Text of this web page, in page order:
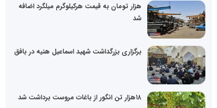
هزار تومان به قیمت هرکیلوگرم میلگرد اضافه
شد
برگزاری بزرگداشت شهید اسماعیل هنیه در بافق
۱۸هزار تن انگور از باغات مروست برداشت شد